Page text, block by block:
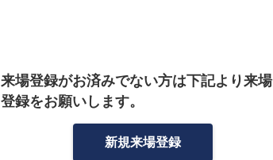
来場登録がお済みでない方は下記より来場
登録をお願いします。
新規来場登録